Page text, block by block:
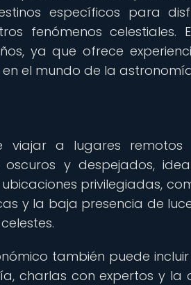
específicos para
fenómenos celestiales.
ya que ofrece
el mundo de la
viajar a lugares
y despejados,
privilegiadas,
y la baja presencia de
también puede
charlas con expertos y la